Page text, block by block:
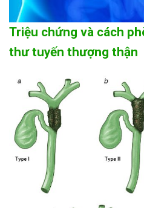
Triệu chứng và cách
thư tuyến thượng thận